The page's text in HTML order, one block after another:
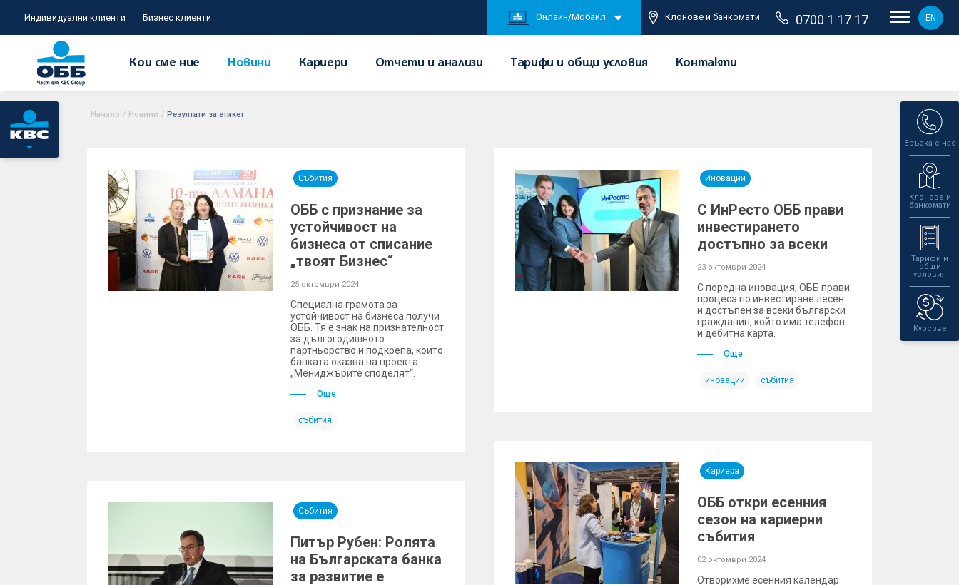
Индивидуални клиенти Бизнес клиенти Онлайн/Мобайл Клонове и банкомати 0700 1 17 17 EN
Кои сме ние Новини Кариери Отчети и анализи Тарифи и общи условия Контакти
Връзка с нас
Клонове и
банкомати
Тарифи и
общи
условия
Курсове
Начало / Новини / Резултати за етикет
Събития
ОББ с признание за
устойчивост на
бизнеса от списание
„твоят Бизнес“
25 октомври 2024
Специална грамота за
устойчивост на бизнеса получи
ОББ. Тя е знак на признателност
за дългогодишното
партньорство и подкрепа, които
банката оказва на проекта
„Мениджърите споделят“.
Още
събития
Иновации
С ИнРесто ОББ прави
инвестирането
достъпно за всеки
23 октомври 2024
С поредна иновация, ОББ прави
процеса по инвестиране лесен
и достъпен за всеки български
гражданин, който има телефон
и дебитна карта.
Още
иновации събития
Събития
Питър Рубен: Ролята
на Българската банка
за развитие е
Кариера
ОББ откри есенния
сезон на кариерни
събития
02 октомври 2024
Отворихме есенния календар